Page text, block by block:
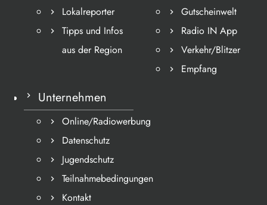
Lokalreporter
Tipps und Infos
aus der Region
Gutscheinwelt
Radio IN App
Verkehr/Blitzer
Empfang
Unternehmen
Online/Radiowerbung
Datenschutz
Jugendschutz
Teilnahmebedingungen
Kontakt